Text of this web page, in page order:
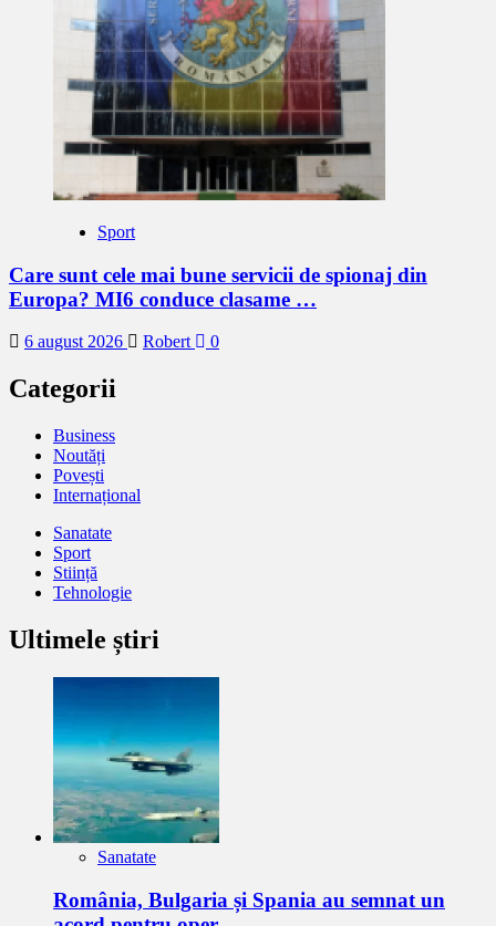
Sport
Care sunt cele mai bune servicii de spionaj din
Europa? MI6 conduce clasame …
6 august 2026 Robert 0
Categorii
Business
Noutăți
Povești
Internațional
Sanatate
Sport
Stiință
Tehnologie
Ultimele știri
Sanatate
România, Bulgaria și Spania au semnat un